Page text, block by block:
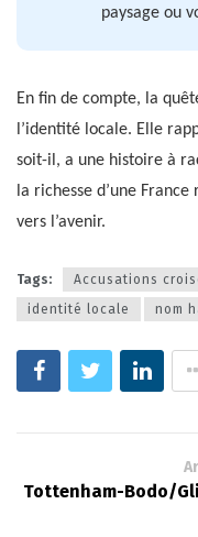
paysage ou
En fin de compte, la
l’identité locale. Elle
soit-il, a une histoire à
la richesse d’une
vers l’avenir.
Tags: Accusations
identité locale
nom
Tottenham-Bodo/